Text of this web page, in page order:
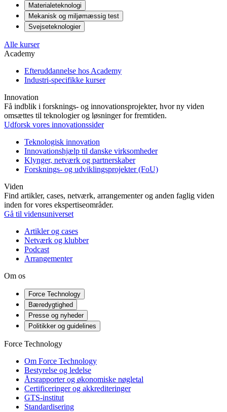
Materialeteknologi
Mekanisk og miljømæssig test
Svejseteknologier
Alle kurser
Academy
Efteruddannelse hos Academy
Industri-specifikke kurser
Innovation
Få indblik i forsknings- og innovationsprojekter, hvor ny viden
omsættes til teknologier og løsninger for fremtiden.
Udforsk vores innovationssider
Teknologisk innovation
Innovationshjælp til danske virksomheder
Klynger, netværk og partnerskaber
Forsknings- og udviklingsprojekter (FoU)
Viden
Find artikler, cases, netværk, arrangementer og anden faglig viden
inden for vores ekspertiseområder.
Gå til vidensuniverset
Artikler og cases
Netværk og klubber
Podcast
Arrangementer
Om os
Force Technology
Bæredygtighed
Presse og nyheder
Politikker og guidelines
Force Technology
Om Force Technology
Bestyrelse og ledelse
Årsrapporter og økonomiske nøgletal
Certificeringer og akkrediteringer
GTS-institut
Standardisering